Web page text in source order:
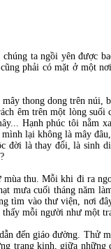
ta ngồi yên được
phải có mặt ở một
thong dong trên núi,
êm trên một lòng
Hạnh phúc tôi nằm
lại không là mây
đời là thay đổi, là sinh
thu. Mỗi khi đi ra
mưa cuối tháng năm
tìm vào thư viện, nơi
mỗi người như một
đến giáo đường. Thử
trang kinh, giữa